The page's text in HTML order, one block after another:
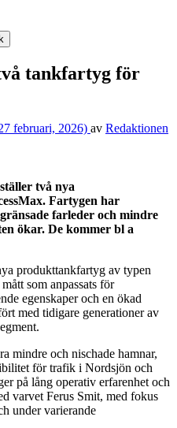
tankfartyg för
februari, 2026) av Redaktionen
två nya
Fartygen har
farleder och mindre
ökar. De kommer bl a
produkttankfartyg av typen
som anpassats för
egenskaper och en ökad
med tidigare generationer av
mindre och nischade hamnar,
för trafik i Nordsjön och
på lång operativ erfarenhet och
varvet Ferus Smit, med fokus
under varierande